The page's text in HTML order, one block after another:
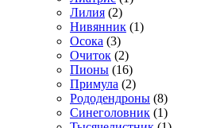
Лилия (2)
Нивянник (1)
Осока (3)
Очиток (2)
Пионы (16)
Примула (2)
Рододендроны (8)
Синеголовник (1)